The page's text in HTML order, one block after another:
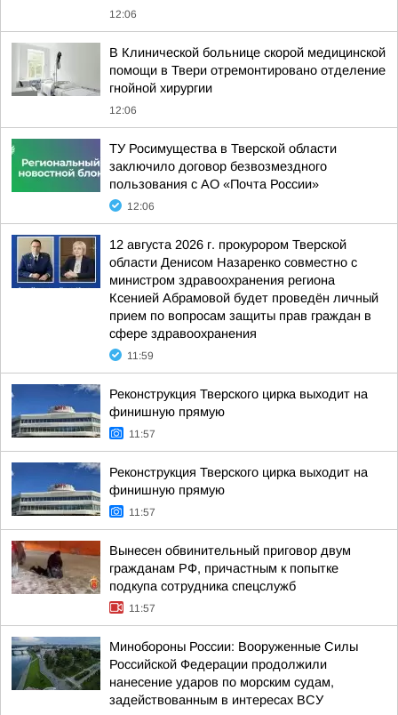
12:06
В Клинической больнице скорой медицинской
помощи в Твери отремонтировано отделение
гнойной хирургии
12:06
ТУ Росимущества в Тверской области
заключило договор безвозмездного
пользования с АО «Почта России»
12:06
12 августа 2026 г. прокурором Тверской
области Денисом Назаренко совместно с
министром здравоохранения региона
Ксенией Абрамовой будет проведён личный
прием по вопросам защиты прав граждан в
сфере здравоохранения
11:59
Реконструкция Тверского цирка выходит на
финишную прямую
11:57
Реконструкция Тверского цирка выходит на
финишную прямую
11:57
Вынесен обвинительный приговор двум
гражданам РФ, причастным к попытке
подкупа сотрудника спецслужб
11:57
Минобороны России: Вооруженные Силы
Российской Федерации продолжили
нанесение ударов по морским судам,
задействованным в интересах ВСУ